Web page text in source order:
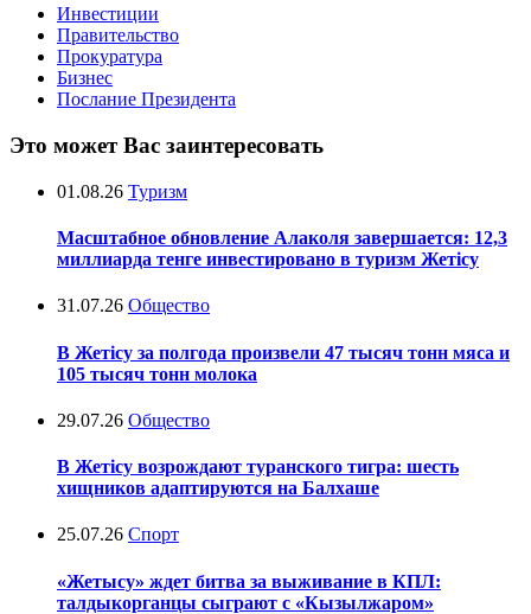
Инвестиции
Правительство
Прокуратура
Бизнес
Послание Президента
Это может Вас заинтересовать
01.08.26 Туризм
Масштабное обновление Алаколя завершается: 12,3
миллиарда тенге инвестировано в туризм Жетісу
31.07.26 Общество
В Жетісу за полгода произвели 47 тысяч тонн мяса и
105 тысяч тонн молока
29.07.26 Общество
В Жетісу возрождают туранского тигра: шесть
хищников адаптируются на Балхаше
25.07.26 Спорт
«Жетысу» ждет битва за выживание в КПЛ:
талдыкорганцы сыграют с «Кызылжаром»